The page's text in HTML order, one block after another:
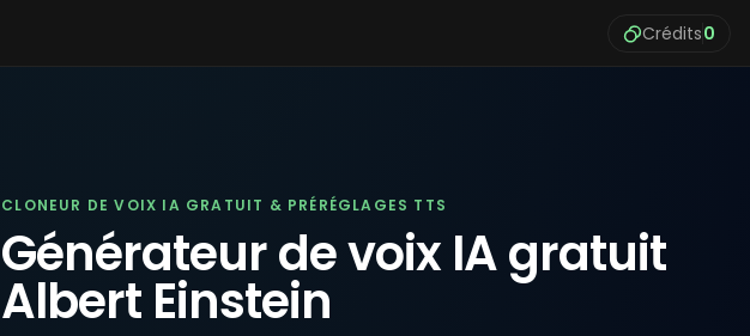
Crédits0
CLONEUR DE VOIX IA GRATUIT & PRÉRÉGLAGES TTS
Générateur de voix IA gratuit
Albert Einstein